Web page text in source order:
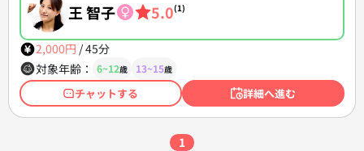
王 智子 5.0(1)
2,000円 /45分
対象年齢：
6~12歳 13~15歳
チャットする 詳細へ進む
1